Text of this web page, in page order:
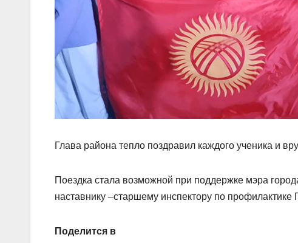
Глава района тепло поздравил каждого ученика и
Поездка стала возможной при поддержке мэра
наставнику –старшему инспектору по
Поделится в